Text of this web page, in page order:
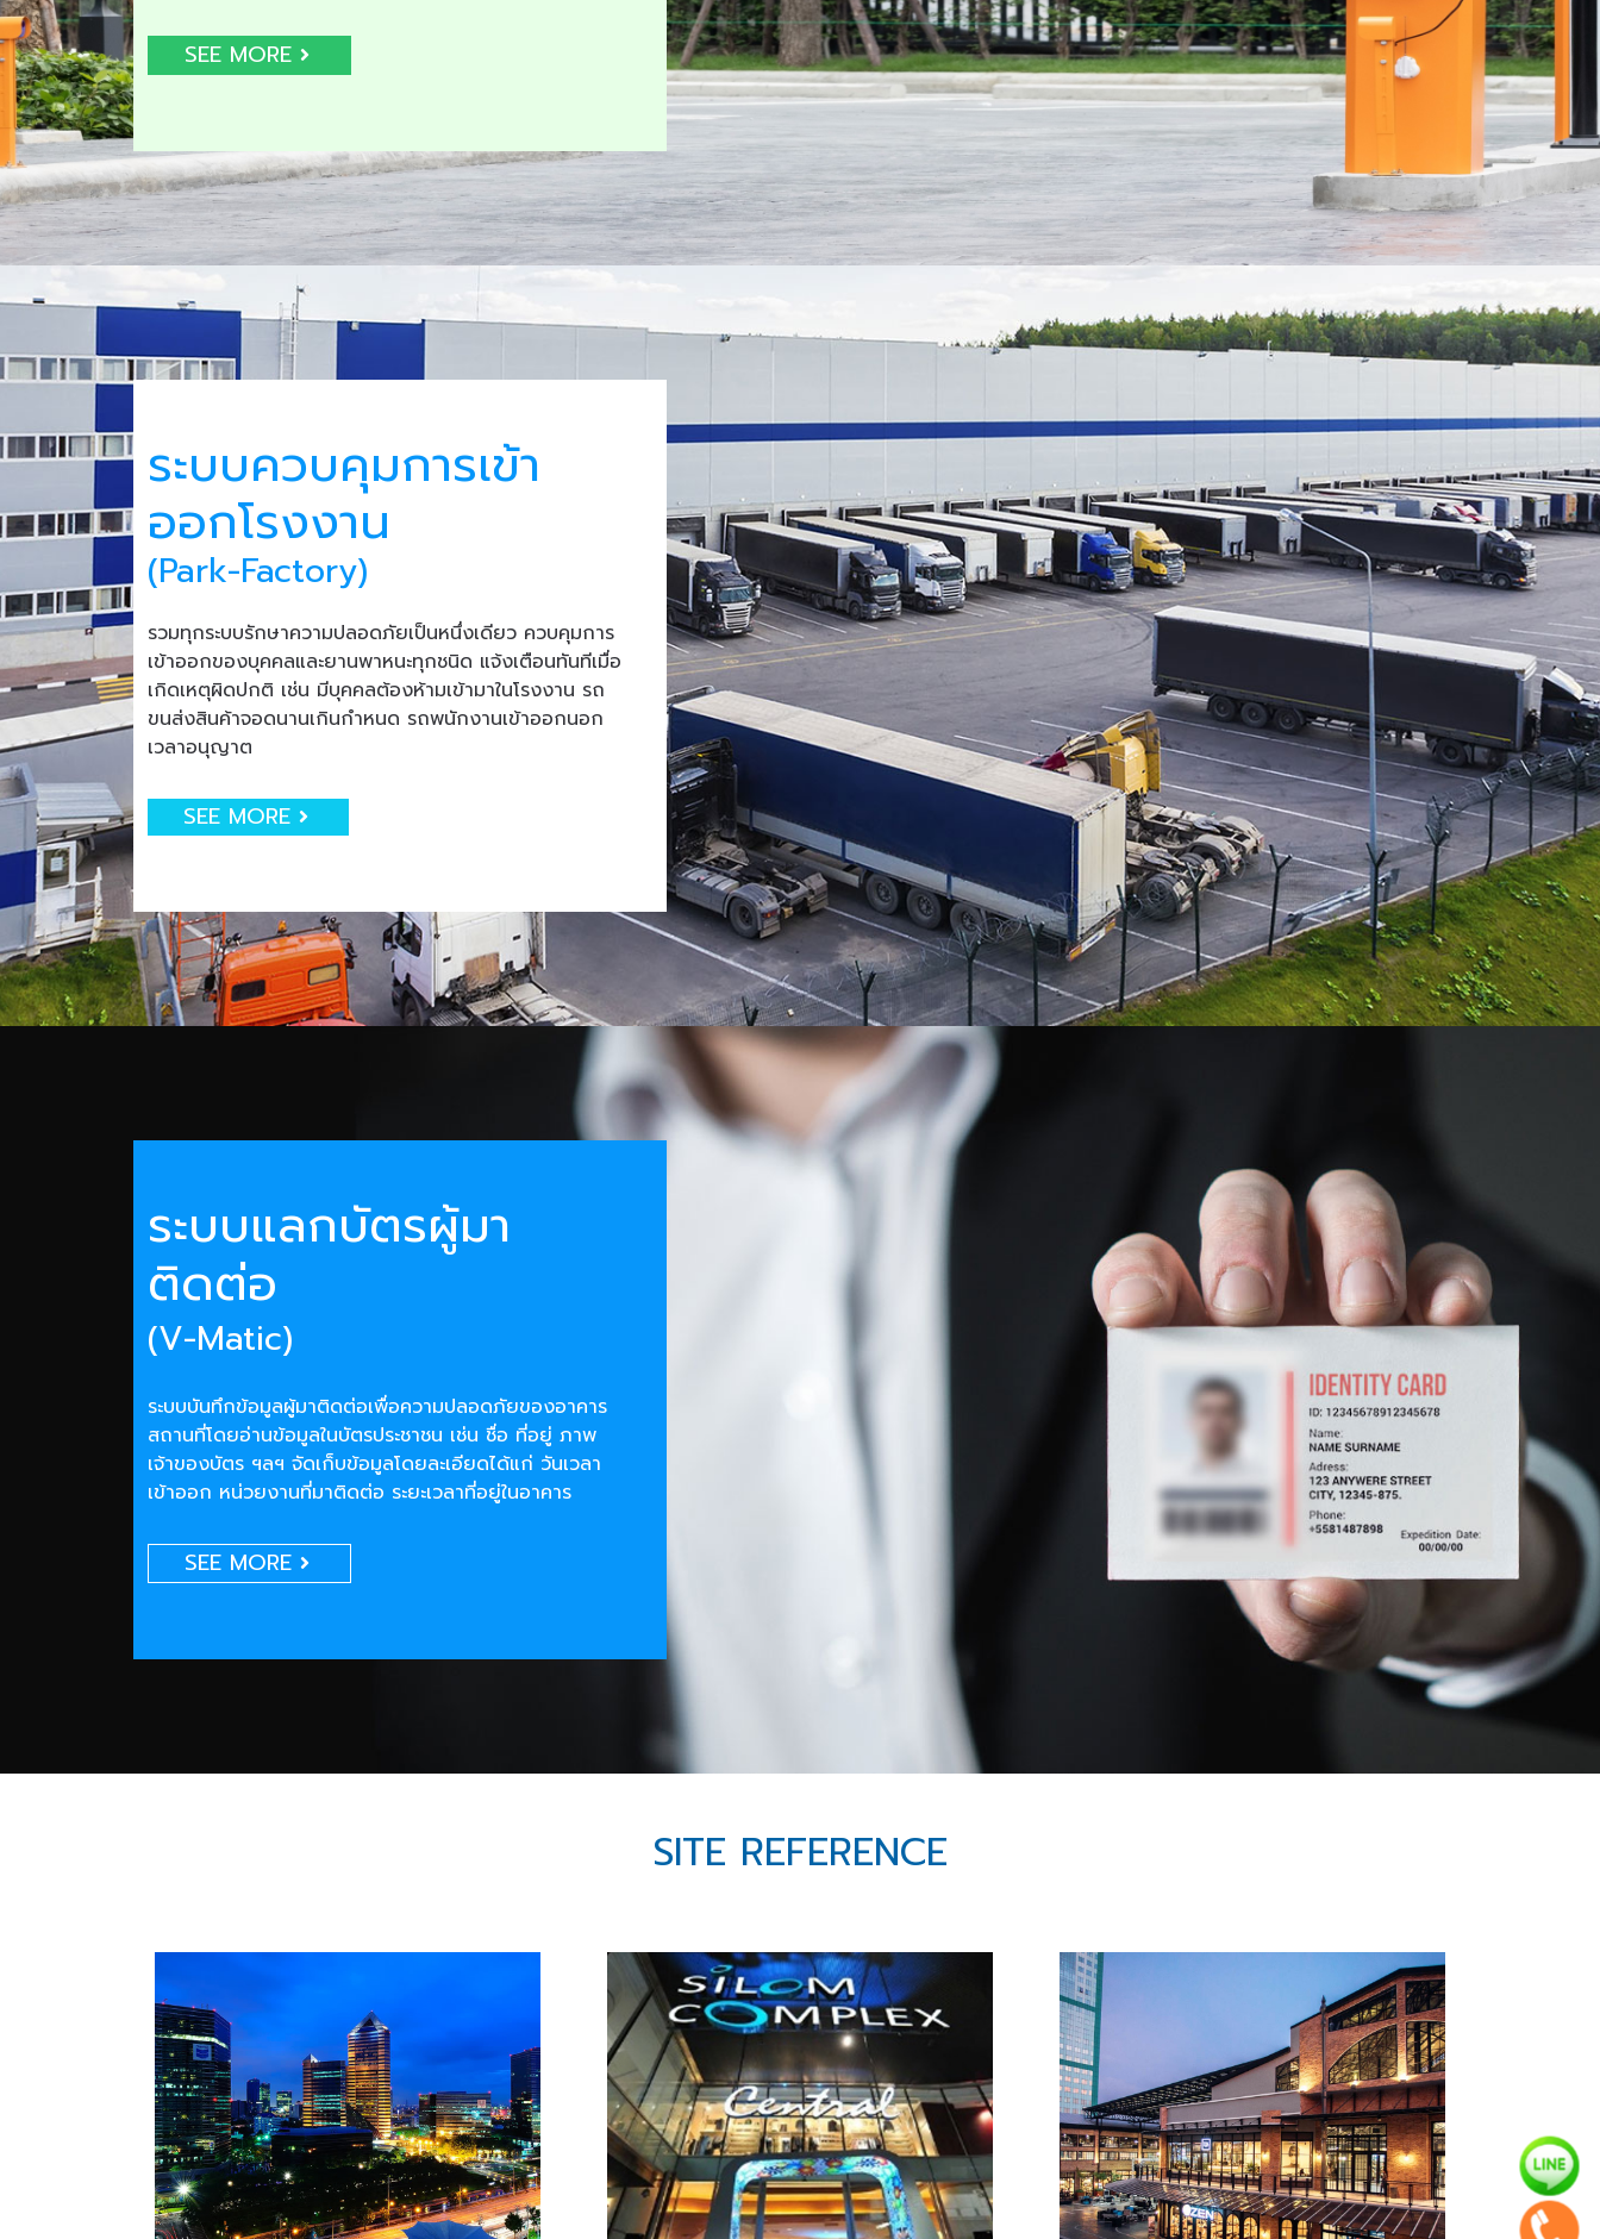
SEE MORE
ระบบควบคุมการเข้า
ออกโรงงาน
(Park-Factory)
รวมทุกระบบรักษาความปลอดภัยเป็นหนึ่งเดียว ควบคุมการ
เข้าออกของบุคคลและยานพาหนะทุกชนิด แจ้งเตือนทันทีเมื่อ
เกิดเหตุผิดปกติ เช่น มีบุคคลต้องห้ามเข้ามาในโรงงาน รถ
ขนส่งสินค้าจอดนานเกินกำหนด รถพนักงานเข้าออกนอก
เวลาอนุญาต
SEE MORE
ระบบแลกบัตรผู้มา
ติดต่อ
(V-Matic)
ระบบบันทึกข้อมูลผู้มาติดต่อเพื่อความปลอดภัยของอาคาร
สถานที่โดยอ่านข้อมูลในบัตรประชาชน เช่น ชื่อ ที่อยู่ ภาพ
เจ้าของบัตร ฯลฯ จัดเก็บข้อมูลโดยละเอียดได้แก่ วันเวลา
เข้าออก หน่วยงานที่มาติดต่อ ระยะเวลาที่อยู่ในอาคาร
SEE MORE
SITE REFERENCE